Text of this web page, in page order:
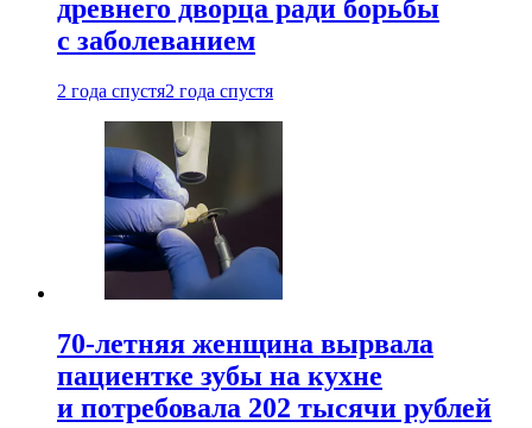
древнего дворца ради борьбы
с заболеванием
2 года спустя2 года спустя
70-летняя женщина вырвала
пациентке зубы на кухне
и потребовала 202 тысячи рублей